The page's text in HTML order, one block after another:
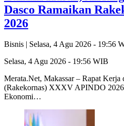
Dasco Ramaikan
2026
Bisnis | Selasa, 4 Agu 2026 - 19:56
Selasa, 4 Agu 2026 - 19:56 WIB
Merata.Net, Makassar – Rapat
(Rakekornas) XXXV APINDO 2026
Ekonomi…